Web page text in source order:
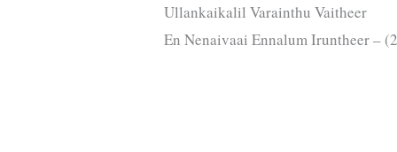
Ullankaikalil Varainthu Vaitheer
En Nenaivaai Ennalum Iruntheer –